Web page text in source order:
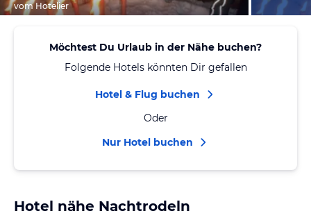
vom Hotelier
Möchtest Du Urlaub in der Nähe buchen?
Folgende Hotels könnten Dir gefallen
Hotel & Flug buchen
Oder
Nur Hotel buchen
Hotel nähe Nachtrodeln